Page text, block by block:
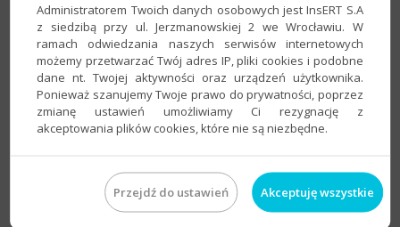
Zastosowanie poszczególnych dostępnych mechanizmów dla
ofert posiadających określone cechy – w tym wypadku, dla
ofert posiadających wskazane cechy zostaną zastosowane
wybrane mechanizmy. Należy pamiętać, że jedna oferta może
posiadać wszystkie z wymienionych cech.
​Uwaga!​Nazwa cechy nie ma wpływu na działanie
identyfikacji przez użytkownika. Warto wobec tego
rozważyć nadanie cechom takich nazw, by ich
przeznaczenie było oczywiste.
Administratorem Twoich danych osobowych jest InsERT S.A
z siedzibą przy ul. Jerzmanowskiej 2 we Wrocławiu. W
ramach odwiedzania naszych serwisów internetowych
możemy przetwarzać Twój adres IP, pliki cookies i podobne
dane nt. Twojej aktywności oraz urządzeń użytkownika.
Ponieważ szanujemy Twoje prawo do prywatności, poprzez
zmianę ustawień umożliwiamy Ci rezygnację z
akceptowania plików cookies, które nie są niezbędne.
Przejdź do ustawień Akceptuję wszystkie